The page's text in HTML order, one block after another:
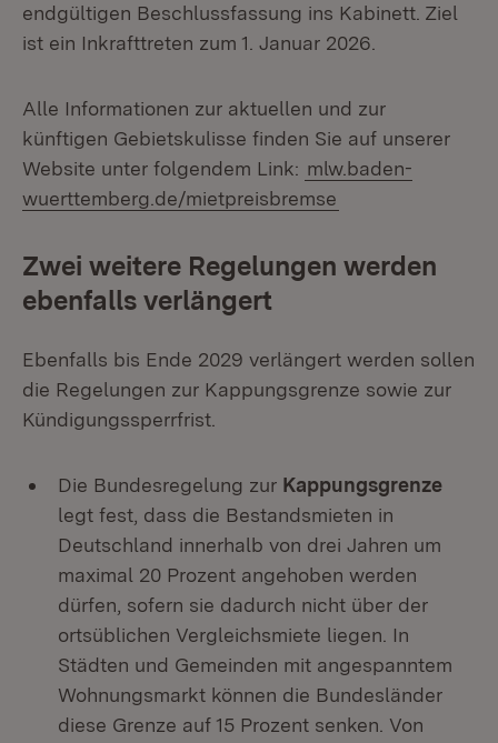
endgültigen Beschlussfassung ins Kabinett. Ziel
ist ein Inkrafttreten zum 1. Januar 2026.
Alle Informationen zur aktuellen und zur
künftigen Gebietskulisse finden Sie auf unserer
Website unter folgendem Link: mlw.baden-
wuerttemberg.de/mietpreisbremse
Zwei weitere Regelungen werden
ebenfalls verlängert
Ebenfalls bis Ende 2029 verlängert werden sollen
die Regelungen zur Kappungsgrenze sowie zur
Kündigungssperrfrist.
Die Bundesregelung zur Kappungsgrenze
legt fest, dass die Bestandsmieten in
Deutschland innerhalb von drei Jahren um
maximal 20 Prozent angehoben werden
dürfen, sofern sie dadurch nicht über der
ortsüblichen Vergleichsmiete liegen. In
Städten und Gemeinden mit angespanntem
Wohnungsmarkt können die Bundesländer
diese Grenze auf 15 Prozent senken. Von